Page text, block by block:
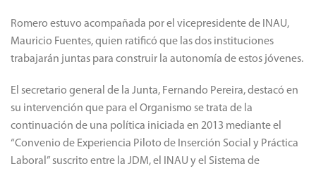
Romero estuvo acompañada por el vicepresidente de INAU,
Mauricio Fuentes, quien ratificó que las dos instituciones
trabajarán juntas para construir la autonomía de estos jóvenes.
El secretario general de la Junta, Fernando Pereira, destacó en
su intervención que para el Organismo se trata de la
continuación de una política iniciada en 2013 mediante el
“Convenio de Experiencia Piloto de Inserción Social y Práctica
Laboral” suscrito entre la JDM, el INAU y el Sistema de